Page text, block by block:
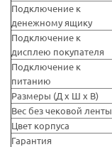
Подключение к
денежному ящику
Подключение к
дисплею покупателя
Подключение к
питанию
Размеры (Д х Ш х В)
Вес без чековой ленты
Цвет корпуса
Гарантия